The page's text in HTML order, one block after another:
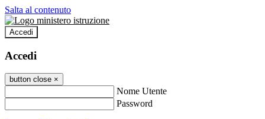
Salta al contenuto
Accedi
Accedi
button close ×
Nome Utente
Password